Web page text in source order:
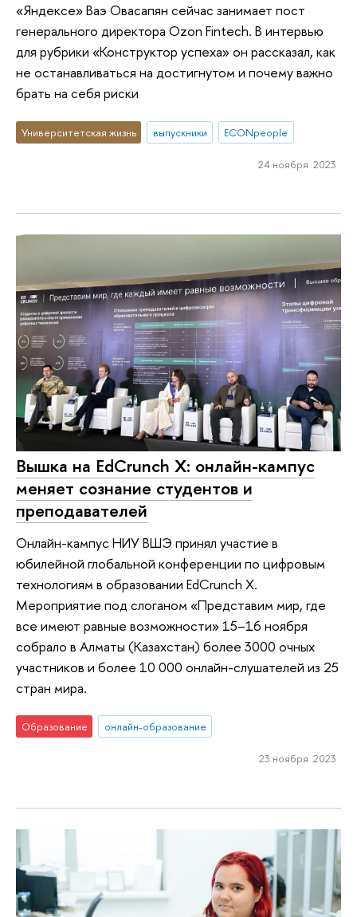
«Яндексе» Ваэ Овасапян сейчас занимает пост
генерального директора Ozon Fintech. В интервью
для рубрики «Конструктор успеха» он рассказал, как
не останавливаться на достигнутом и почему важно
брать на себя риски
Университетская жизнь выпускники ECONpeople
24 ноября 2023
Вышка на EdCrunch X: онлайн-кампус
меняет сознание студентов и
преподавателей
Онлайн-кампус НИУ ВШЭ принял участие в
юбилейной глобальной конференции по цифровым
технологиям в образовании EdCrunch X.
Мероприятие под слоганом «Представим мир, где
все имеют равные возможности» 15–16 ноября
собрало в Алматы (Казахстан) более 3000 очных
участников и более 10 000 онлайн-слушателей из 25
стран мира.
Образование онлайн-образование
23 ноября 2023